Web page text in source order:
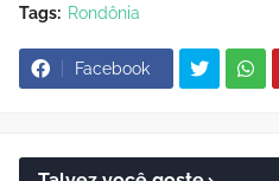
Tags: Rondônia
Facebook